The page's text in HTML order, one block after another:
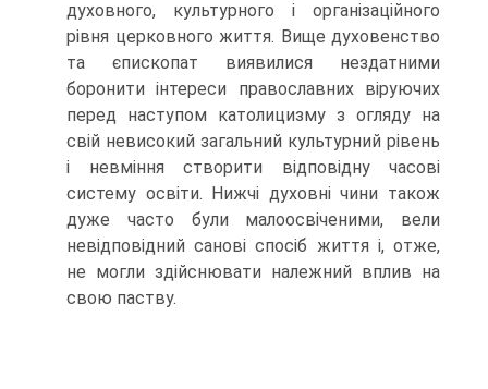
духовного, культурного і організаційного
рівня церковного життя. Вище духовенство
та єпископат виявилися нездатними
боронити інтереси православних віруючих
перед наступом католицизму з огляду на
свій невисокий загальний культурний рівень
і невміння створити відповідну часові
систему освіти. Нижчі духовні чини також
дуже часто були малоосвіченими, вели
невідповідний санові спосіб життя і, отже,
не могли здійснювати належний вплив на
свою паству.